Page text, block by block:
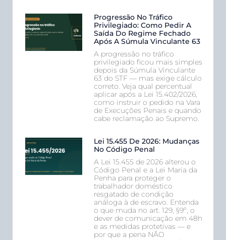
Progressão No Tráfico
Privilegiado: Como Pedir A
Saída Do Regime Fechado
Após A Súmula Vinculante 63
A progressão no tráfico
privilegiado ficou mais simples
depois da Súmula Vinculante
63 do STF — mas exige cálculo
correto. Veja qual percentual
aplicar após a Lei 15.402/2026,
como instruir o pedido na Vara
de Execuções Penais e quando
cabe reclamação ao Supremo.
Lei 15.455 De 2026: Mudanças
No Código Penal
A Lei 15.455 de 2026 alterou o
Código Penal e a Lei Maria da
Penha para proteger o
trabalhador doméstico
resgatado de condição
análoga à de escravo. Entenda
o que muda no art. 129, §9º, o
dever de comunicação em 48h
e as medidas protetivas — e
por que a pena NÃO